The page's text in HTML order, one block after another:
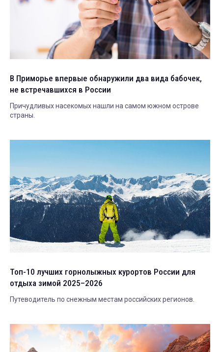
В Приморье впервые обнаружили два вида бабочек,
не встречавшихся в России
Причудливых насекомых нашли на самом южном острове
страны.
Топ-10 лучших горнолыжных курортов России для
отдыха зимой 2025–2026
Путеводитель по снежным местам российских регионов.